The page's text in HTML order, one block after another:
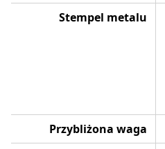
Stempel metalu
Przybliżona waga